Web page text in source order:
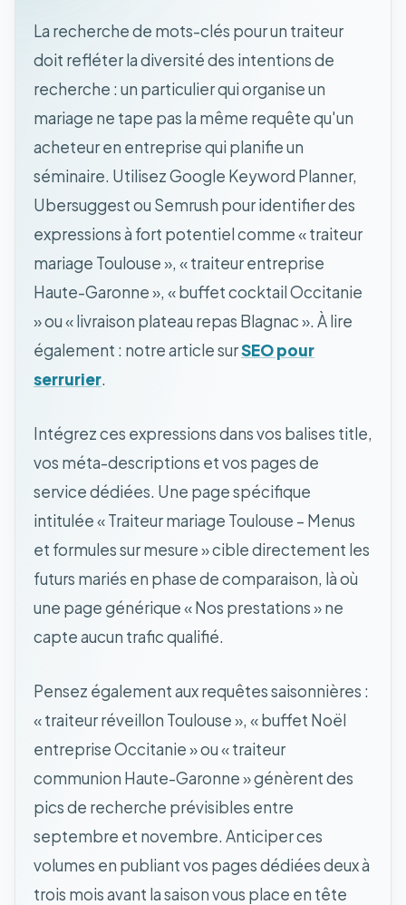
La recherche de mots-clés pour un traiteur
doit refléter la diversité des intentions de
recherche : un particulier qui organise un
mariage ne tape pas la même requête qu'un
acheteur en entreprise qui planifie un
séminaire. Utilisez Google Keyword Planner,
Ubersuggest ou Semrush pour identifier des
expressions à fort potentiel comme « traiteur
mariage Toulouse », « traiteur entreprise
Haute-Garonne », « buffet cocktail Occitanie
» ou « livraison plateau repas Blagnac ». À lire
également : notre article surSEO pour
serrurier.
Intégrez ces expressions dans vos balises title,
vos méta-descriptions et vos pages de
service dédiées. Une page spécifique
intitulée « Traiteur mariage Toulouse – Menus
et formules sur mesure » cible directement les
futurs mariés en phase de comparaison, là où
une page générique « Nos prestations » ne
capte aucun trafic qualifié.
Pensez également aux requêtes saisonnières :
« traiteur réveillon Toulouse », « buffet Noël
entreprise Occitanie » ou « traiteur
communion Haute-Garonne » génèrent des
pics de recherche prévisibles entre
septembre et novembre. Anticiper ces
volumes en publiant vos pages dédiées deux à
trois mois avant la saison vous place en tête